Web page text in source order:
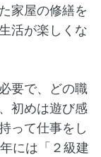
家屋の修繕を
活が楽しくな
要で、どの職
初めは遊び感
って仕事をし
には「２級建